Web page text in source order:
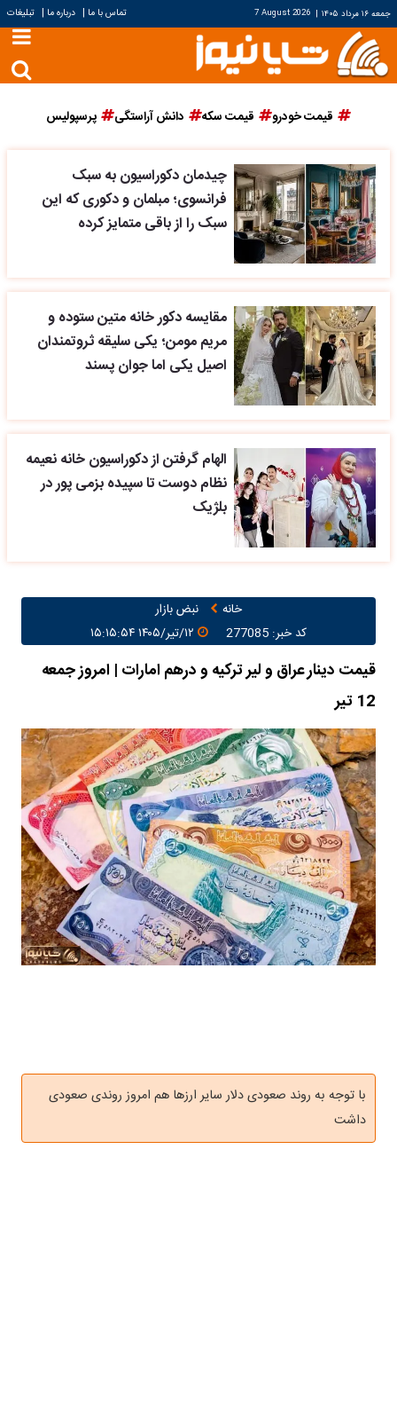
جمعه ۱۶ مرداد ۱۴۰۵ |
7 August 2026 تماس با ما | درباره ما | تبلیغات
قیمت خودرو قیمت سکه دانش آراستگی پرسپولیس
چیدمان دکوراسیون به سبک
فرانسوی؛ مبلمان و دکوری که این
سبک را از باقی متمایز کرده
مقایسه دکور خانه متین ستوده و
مریم مومن؛ یکی سلیقه ثروتمندان
اصیل یکی اما جوان پسند
الهام گرفتن از دکوراسیون خانه نعیمه
نظام دوست تا سپیده بزمی پور در
بلژیک
خانه
نبض بازار
کد خبر: 277085
قیمت دینار عراق و لیر ترکیه و درهم امارات | امروز جمعه
12 تیر
با توجه به روند صعودی دلار سایر ارزها هم امروز روندی صعودی
داشت